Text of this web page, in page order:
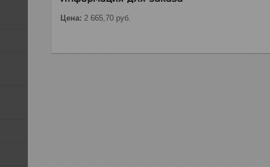
Цена: 2 665,70 руб.